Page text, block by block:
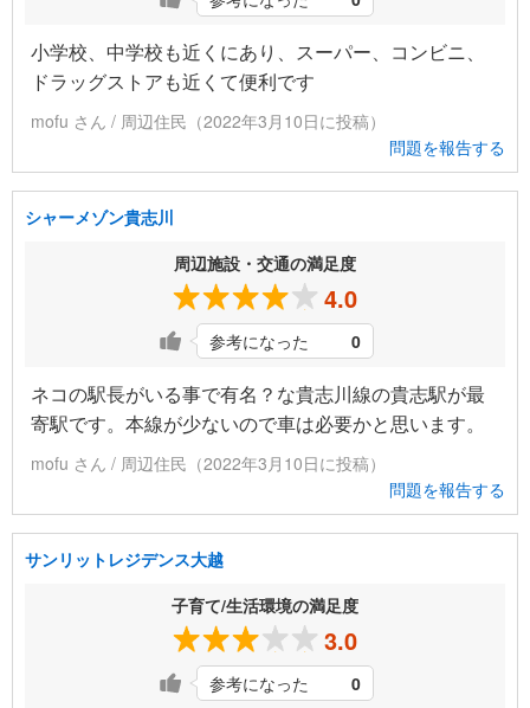
小学校、中学校も近くにあり、スーパー、コンビニ、
ドラッグストアも近くて便利です
mofu さん / 周辺住民（2022年3月10日に投稿）
問題を報告する
シャーメゾン貴志川
周辺施設・交通の満足度
4.0
参考になった 0
ネコの駅長がいる事で有名？な貴志川線の貴志駅が最
寄駅です。本線が少ないので車は必要かと思います。
mofu さん / 周辺住民（2022年3月10日に投稿）
問題を報告する
サンリットレジデンス大越
子育て/生活環境の満足度
3.0
参考になった 0